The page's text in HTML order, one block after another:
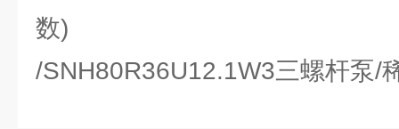
数)
/SNH80R36U12.1W3三螺杆泵/